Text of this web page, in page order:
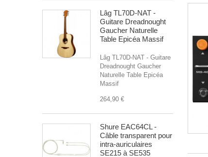
Lâg TL70D-NAT -
Guitare Dreadnought
Gaucher Naturelle
Table Epicéa Massif
Lâg TL70D-NAT - Guitare
Dreadnought Gaucher
Naturelle Table Epicéa
Massif
264,90 €
Shure EAC64CL -
Câble transparent pour
intra-auriculaires
SE215 à SE535